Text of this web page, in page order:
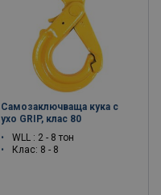
Самозаключваща кука с
ухо GRIP, клас 80
WLL : 2 - 8 тон
Клас: 8 - 8